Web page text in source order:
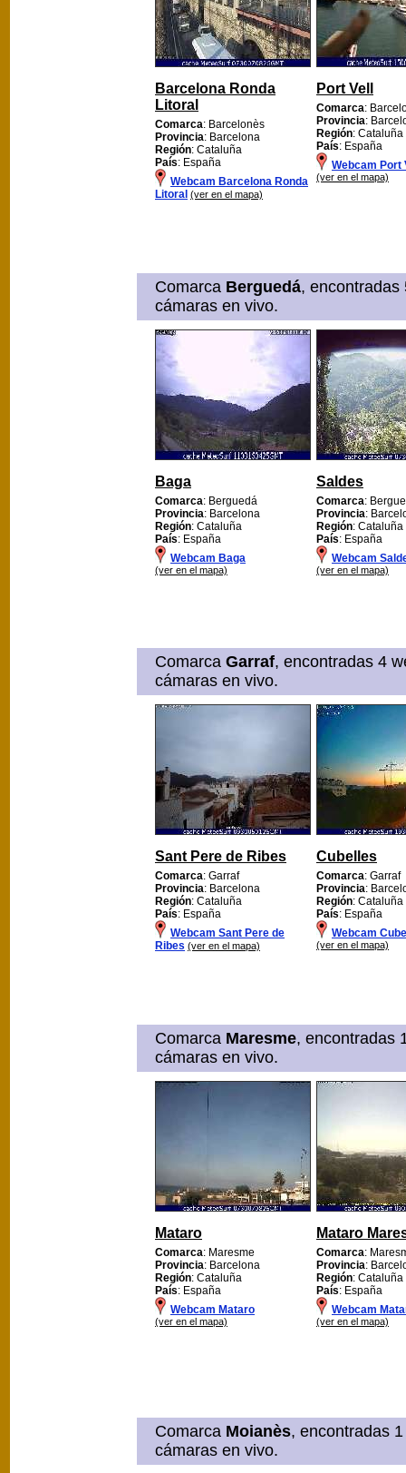
Barcelona Ronda
Litoral
Comarca: Barcelonès
Provincia: Barcelona
Región: Cataluña
País: España
Webcam Barcelona Ronda
Litoral (ver en el mapa)
Port Vell
Comarca:
Provincia:
Región: Cataluña
País: España
Webcam Port
(ver en el mapa)
Comarca Berguedá, encontradas
cámaras en vivo.
Baga
Comarca: Berguedá
Provincia: Barcelona
Región: Cataluña
País: España
Webcam Baga
(ver en el mapa)
Saldes
Comarca:
Provincia:
Región: Cataluña
País: España
Webcam
(ver en el mapa)
Comarca Garraf, encontradas 4
cámaras en vivo.
Sant Pere de Ribes
Comarca: Garraf
Provincia: Barcelona
Región: Cataluña
País: España
Webcam Sant Pere de
Ribes (ver en el mapa)
Cubelles
Comarca: Garraf
Provincia:
Región: Cataluña
País: España
Webcam
(ver en el mapa)
Comarca Maresme, encontradas
cámaras en vivo.
Mataro
Comarca: Maresme
Provincia: Barcelona
Región: Cataluña
País: España
Webcam Mataro
(ver en el mapa)
Mataro
Comarca:
Provincia:
Región: Cataluña
País: España
Webcam
(ver en el mapa)
Comarca Moianès, encontradas
cámaras en vivo.